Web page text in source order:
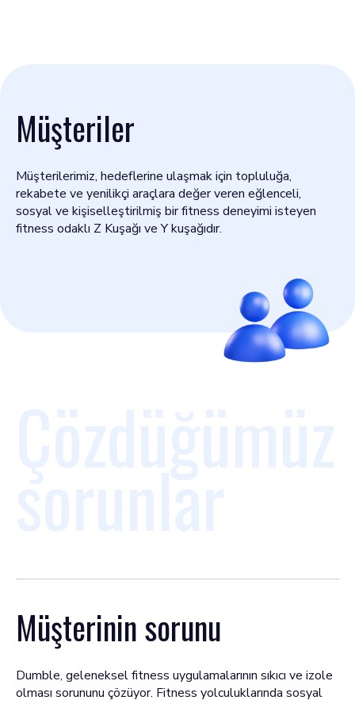
Müşteriler
Müşterilerimiz, hedeflerine ulaşmak için topluluğa,
rekabete ve yenilikçi araçlara değer veren eğlenceli,
sosyal ve kişiselleştirilmiş bir fitness deneyimi isteyen
fitness odaklı Z Kuşağı ve Y kuşağıdır.
Müşterinin sorunu
Dumble, geleneksel fitness uygulamalarının sıkıcı ve izole
olması sorununu çözüyor. Fitness yolculuklarında sosyal